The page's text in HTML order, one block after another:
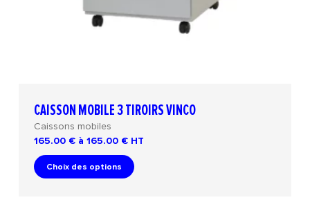
CAISSON MOBILE 3 TIROIRS VINCO
Caissons mobiles
165.00 € à 165.00 € HT
Choix des options